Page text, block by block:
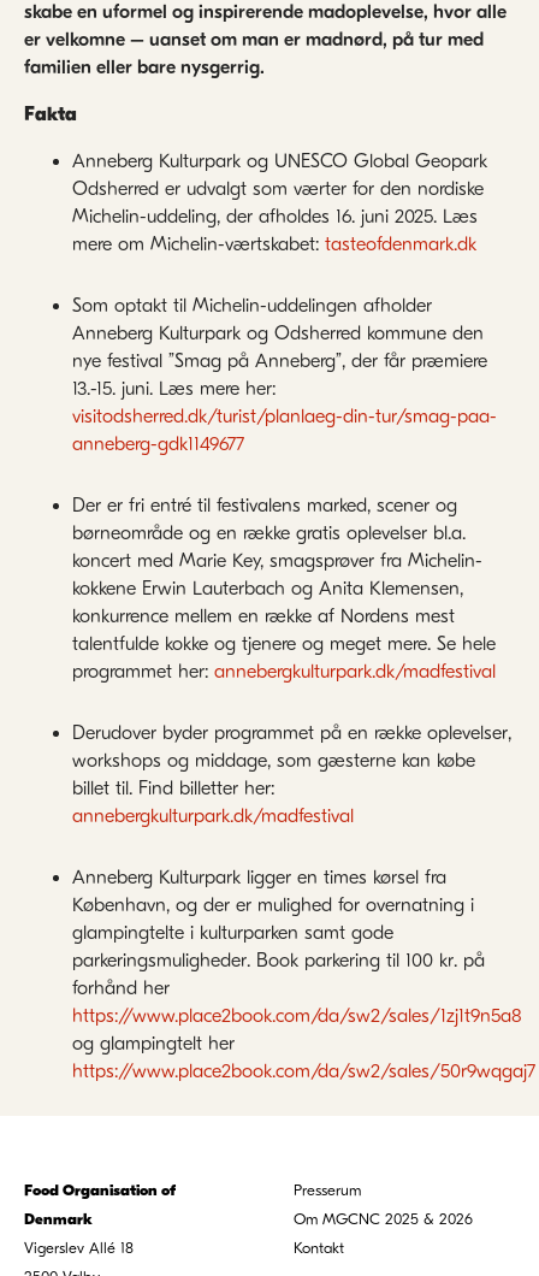
skabe en uformel og inspirerende madoplevelse, hvor alle
er velkomne – uanset om man er madnørd, på tur med
familien eller bare nysgerrig.
Fakta
Anneberg Kulturpark og UNESCO Global Geopark
Odsherred er udvalgt som værter for den nordiske
Michelin-uddeling, der afholdes 16. juni 2025. Læs
mere om Michelin-værtskabet: tasteofdenmark.dk
Som optakt til Michelin-uddelingen afholder
Anneberg Kulturpark og Odsherred kommune den
nye festival ”Smag på Anneberg”, der får præmiere
13.-15. juni. Læs mere her:
visitodsherred.dk/turist/planlaeg-din-tur/smag-paa-
anneberg-gdk1149677
Der er fri entré til festivalens marked, scener og
børneområde og en række gratis oplevelser bl.a.
koncert med Marie Key, smagsprøver fra Michelin-
kokkene Erwin Lauterbach og Anita Klemensen,
konkurrence mellem en række af Nordens mest
talentfulde kokke og tjenere og meget mere. Se hele
programmet her: annebergkulturpark.dk/madfestival
Derudover byder programmet på en række oplevelser,
workshops og middage, som gæsterne kan købe
billet til. Find billetter her:
annebergkulturpark.dk/madfestival
Anneberg Kulturpark ligger en times kørsel fra
København, og der er mulighed for overnatning i
glampingtelte i kulturparken samt gode
parkeringsmuligheder. Book parkering til 100 kr. på
forhånd her
https://www.place2book.com/da/sw2/sales/1zj1t9n5a8
og glampingtelt her
https://www.place2book.com/da/sw2/sales/50r9wqgaj7
Food Organisation of
Denmark
Vigerslev Allé 18
Presserum
Om MGCNC 2025 & 2026
Kontakt